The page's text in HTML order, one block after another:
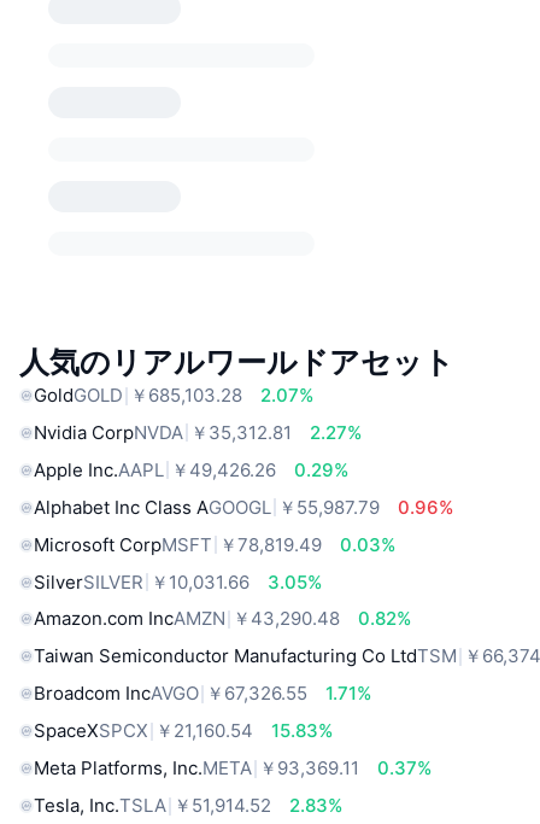
人気のリアルワールドアセット
GoldGOLD ￥685,103.28
2.07%
Nvidia CorpNVDA ￥35,312.81
2.27%
Apple Inc.AAPL ￥49,426.26
0.29%
Alphabet Inc Class AGOOGL ￥55,987.79
0.96%
Microsoft CorpMSFT ￥78,819.49
0.03%
SilverSILVER ￥10,031.66
3.05%
Amazon.com IncAMZN ￥43,290.48
0.82%
Taiwan Semiconductor Manufacturing Co LtdTSM ￥
Broadcom IncAVGO ￥67,326.55
1.71%
SpaceXSPCX ￥21,160.54
15.83%
Meta Platforms, Inc.META ￥93,369.11
0.37%
Tesla, Inc.TSLA ￥51,914.52
2.83%